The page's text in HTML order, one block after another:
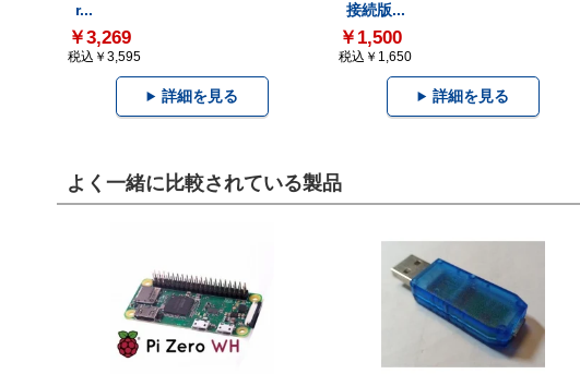
r...
￥3,269
税込￥3,595
詳細を見る
接続版...
￥1,500
税込￥1,650
詳細を見る
よく一緒に比較されている製品